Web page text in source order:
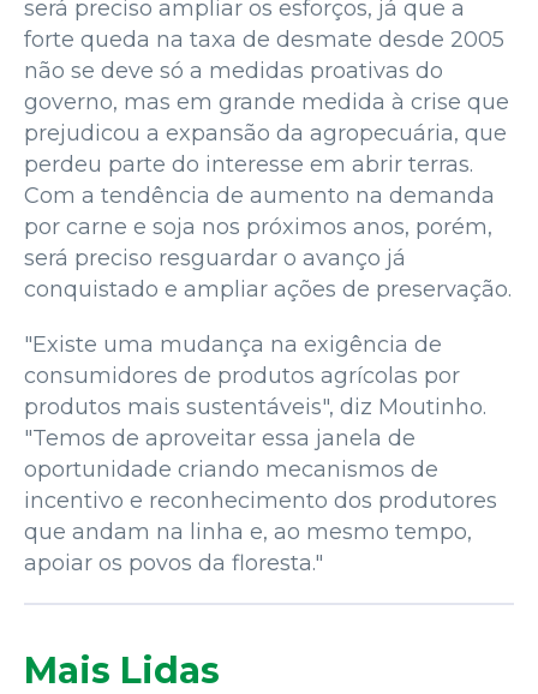
será preciso ampliar os esforços, já que a
forte queda na taxa de desmate desde 2005
não se deve só a medidas proativas do
governo, mas em grande medida à crise que
prejudicou a expansão da agropecuária, que
perdeu parte do interesse em abrir terras.
Com a tendência de aumento na demanda
por carne e soja nos próximos anos, porém,
será preciso resguardar o avanço já
conquistado e ampliar ações de preservação.
"Existe uma mudança na exigência de
consumidores de produtos agrícolas por
produtos mais sustentáveis", diz Moutinho.
"Temos de aproveitar essa janela de
oportunidade criando mecanismos de
incentivo e reconhecimento dos produtores
que andam na linha e, ao mesmo tempo,
apoiar os povos da floresta."
Mais Lidas